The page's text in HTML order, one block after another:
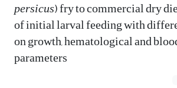
persicus) fry to commercial dry
of initial larval feeding with
on growth, hematological and
parameters